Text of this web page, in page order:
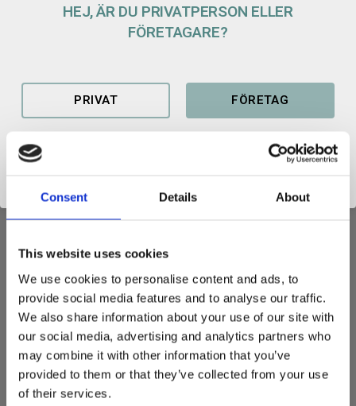
Consent Details About
This website uses cookies
We use cookies to personalise content and ads, to
provide social media features and to analyse our traffic.
We also share information about your use of our site with
our social media, advertising and analytics partners who
may combine it with other information that you’ve
provided to them or that they’ve collected from your use
of their services.
KÖP
Artikelnr
100179100929
produktblad-adapter-srf.pdf
ADAPTER
Ett smidigt sätt att använda redskap med ett annat fäste än
maskinen är utrustad med.
Från Avant / Multione på maskin till redskap med Sms/Trima
Mekanisk spaklåsning
HEJ, ÄR DU PRIVATPERSON ELLER
FÖRETAGARE?
PRIVAT FÖRETAG